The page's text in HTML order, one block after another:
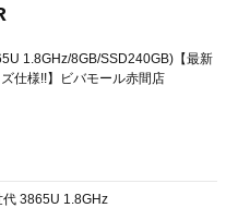
1.8GHz/8GB/SSD240GB)【最新
仕様!!】ビバモール赤間店
3865U 1.8GHz